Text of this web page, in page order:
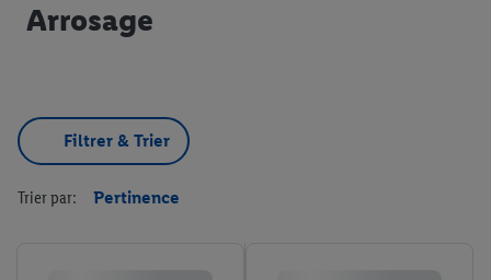
Arrosage
Filtrer & Trier
Trier par: Pertinence